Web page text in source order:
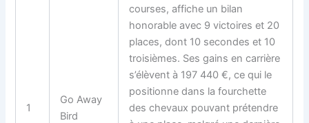
1
Go Away
Bird
courses, affiche un bilan
honorable avec 9 victoires et 20
places, dont 10 secondes et 10
troisièmes. Ses gains en carrière
s’élèvent à 197 440 €, ce qui le
positionne dans la fourchette
des chevaux pouvant prétendre